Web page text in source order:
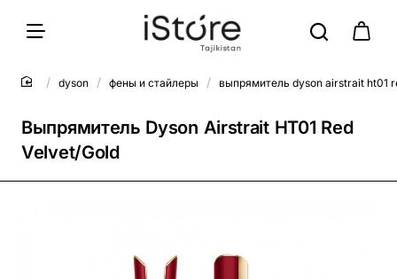
Выпрямитель Dyson Airstrait HT01 Red
Velvet/Gold
dyson фены и стайлеры выпрямитель dyson airstrait ht01